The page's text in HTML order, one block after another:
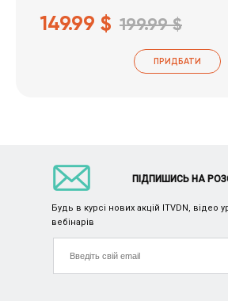
149.99 $ 199.99 $
ПРИДБАТИ
ПІДПИШИСЬ НА
Будь в курсі нових акцій ITVDN, відео
вебінарів